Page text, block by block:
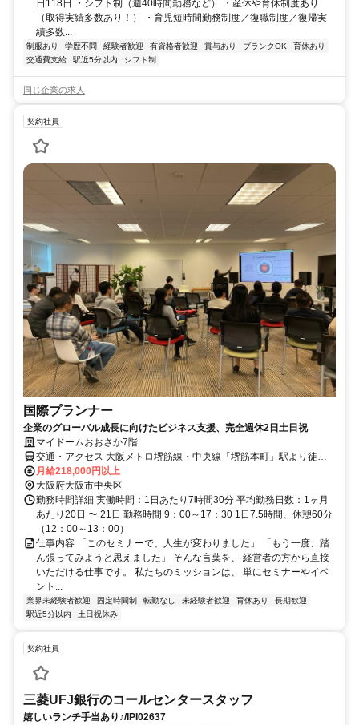
日118日 ・シフト制（週40時間勤務など） ・産休や育休制度あり
（取得実績多数あり！） ・育児短時間勤務制度／復職制度／復帰実
績多数...
制服あり 学歴不問 経験者歓迎 有資格者歓迎 賞与あり ブランクOK
育休あり
交通費支給
駅近5分以内 シフト制
同じ企業の求人
契約社員
国際プランナー
企業のグローバル成長に向けたビジネス支援、完全週休2日土日祝
マイドームおおさか7階
交通・アクセス 大阪メトロ堺筋線・中央線「堺筋本町」駅より徒歩6
分
月給218,000円以上
大阪府大阪市中央区
勤務時間詳細 実働時間：1日あたり7時間30分 平均勤務日数：1ヶ月
あたり20日 〜 21日 勤務時間 9：00～17：30 1日7.5時間、休憩60分
（12：00～13：00）
仕事内容 「このセミナーで、人生が変わりました」 「もう一度、踏
ん張ってみようと思えました」 そんな言葉を、 経営者の方から直接
いただける仕事です。 私たちのミッションは、 単にセミナーやイベ
ント...
業界未経験者歓迎 固定時間制 転勤なし 未経験者歓迎 育休あり
長期歓迎
駅近5分以内
土日祝休み
契約社員
三菱UFJ銀⾏のコールセンタースタッフ
嬉しいランチ手当あり♪/IPI02637